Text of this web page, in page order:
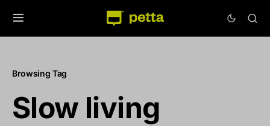
Browsing Tag
Slow living